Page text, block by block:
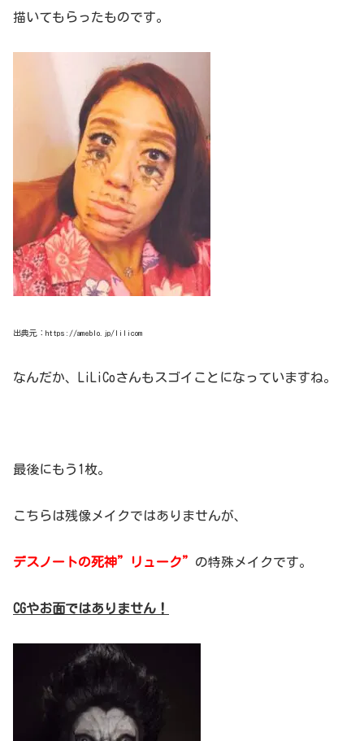
描いてもらったものです。
出典元：https://ameblo.jp/lilicom
なんだか、LiLiCoさんもスゴイことになっていますね。
最後にもう1枚。
こちらは残像メイクではありませんが、
デスノートの死神”リューク” の特殊メイクです。
CGやお面ではありません！